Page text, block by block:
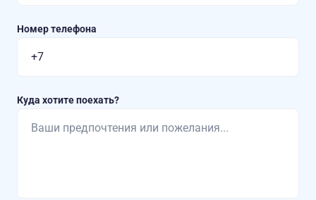
Номер телефона
Куда хотите поехать?